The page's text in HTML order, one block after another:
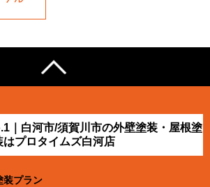
｜白河市/須賀川市の外壁塗装・屋根塗
はプロタイムズ白河店
装プラン